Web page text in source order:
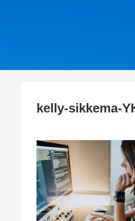
kelly-sikkema-